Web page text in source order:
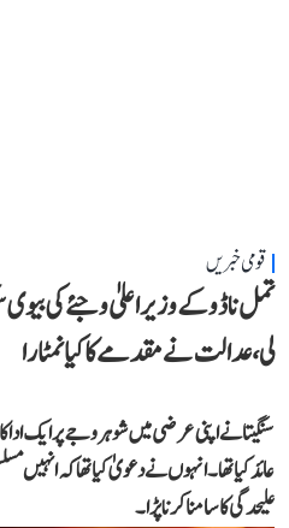
قومی خبریں
تمل ناڈو کے وزیر اعلیٰ وجئے کی
لی، عدالت نے مقدمے کا کیا نمٹارا
سنگیتا نے اپنی عرضی میں شوہر وجے پر ایک
عائد کیا تھا۔ انہوں نے دعویٰ کیا تھا کہ انہیں
علیحدگی کا سامنا کرنا پڑا۔